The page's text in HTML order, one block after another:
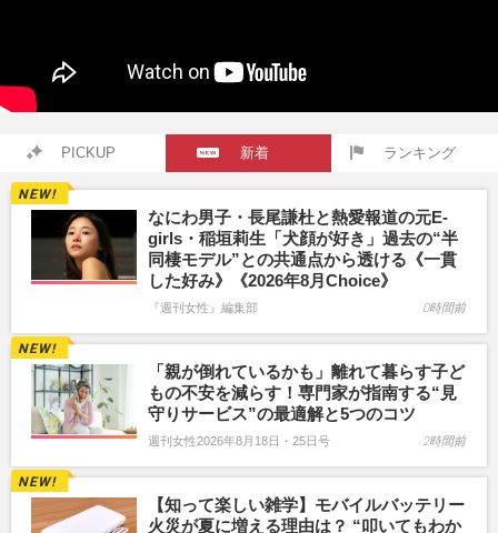
PICKUP 新着 ランキング
なにわ男子・長尾謙杜と熱愛報道の元E-
girls・稲垣莉生「犬顔が好き」過去の“半
同棲モデル”との共通点から透ける《一貫
した好み》《2026年8月Choice》
『週刊女性』編集部 0時間前
「親が倒れているかも」離れて暮らす子ど
もの不安を減らす！専門家が指南する“見
守りサービス”の最適解と5つのコツ
週刊女性2026年8月18日・25日号 2時間前
【知って楽しい雑学】モバイルバッテリー
火災が夏に増える理由は？ “叩いてもわか